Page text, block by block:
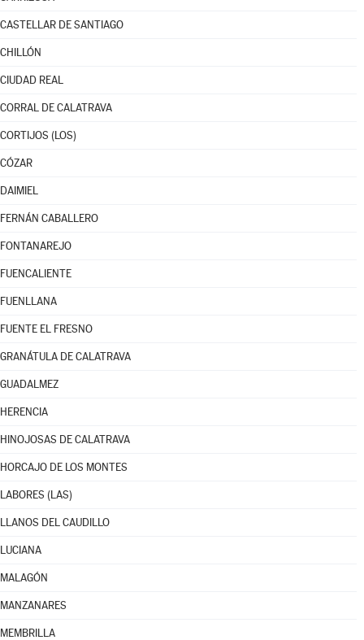
CASTELLAR DE SANTIAGO
CHILLÓN
CIUDAD REAL
CORRAL DE CALATRAVA
CORTIJOS (LOS)
CÓZAR
DAIMIEL
FERNÁN CABALLERO
FONTANAREJO
FUENCALIENTE
FUENLLANA
FUENTE EL FRESNO
GRANÁTULA DE CALATRAVA
GUADALMEZ
HERENCIA
HINOJOSAS DE CALATRAVA
HORCAJO DE LOS MONTES
LABORES (LAS)
LLANOS DEL CAUDILLO
LUCIANA
MALAGÓN
MANZANARES
MEMBRILLA